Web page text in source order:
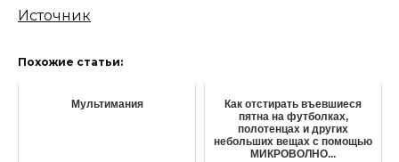
Источник
Похожие статьи:
Мультимания
Как отстирать въевшиеся
пятна на футболках,
полотенцах и других
небольших вещах с помощью
МИКРОВОЛНО...